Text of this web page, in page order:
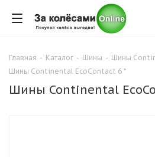
Главная - Каталог - Шины - Шины
Шины Continental EcoContact 6 *
Шины Continental